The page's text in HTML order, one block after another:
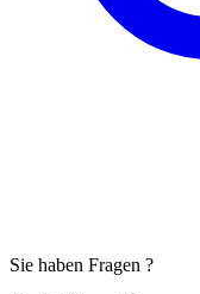
Sie haben Fragen ?